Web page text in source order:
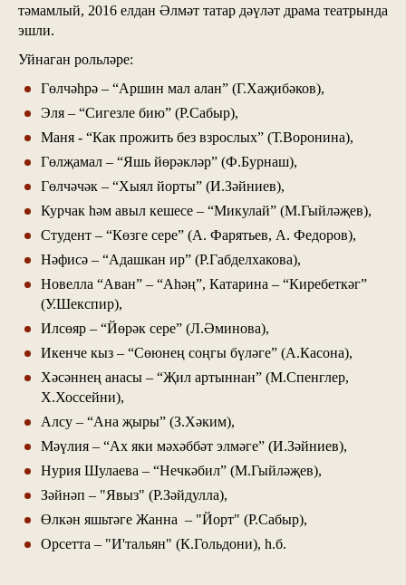
тәмамлый, 2016 елдан Әлмәт татар дәүләт драма театрында
эшли.
Уйнаган рольләре:
Гөлчәһрә – “Аршин мал алан” (Г.Хаҗибәков),
Эля – “Сигезле бию” (Р.Сабыр),
Маня - “Как прожить без взрослых” (Т.Воронина),
Гөлҗамал – “Яшь йөрәкләр” (Ф.Бурнаш),
Гөлчәчәк – “Хыял йорты” (И.Зәйниев),
Курчак hәм авыл кешесе – “Микулай” (М.Гыйләҗев),
Студент – “Көзге сере” (А. Фарятьев, А. Федоров),
Нәфисә – “Адашкан ир” (Р.Габделхакова),
Новелла “Аван” – “Аhәң”, Катарина – “Киребеткәг”
(У.Шекспир),
Илсөяр – “Йөрәк сере” (Л.Әминова),
Икенче кыз – “Сөюнең соңгы бүләге” (А.Касона),
Хәсәннең анасы – “Җил артыннан” (М.Спенглер,
Х.Хоссейни),
Алсу – “Ана җыры” (З.Хәким),
Мәүлия – “Ах яки мәхәббәт элмәге” (И.Зәйниев),
Нурия Шулаева – “Нечкәбил” (М.Гыйләҗев),
Зәйнәп – "Явыз" (Р.Зәйдулла),
Өлкән яшьтәге Жанна – "Йорт" (Р.Сабыр),
Орсетта – "И'тальян" (К.Гольдони), һ.б.